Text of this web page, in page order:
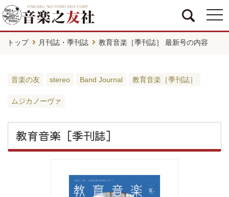
トップ 月刊誌・季刊誌 教育音楽［季刊誌］ 最新号の内容
音楽の友 stereo Band Journal 教育音楽［季刊誌］
ムジカノーヴァ
教育音楽［季刊誌］